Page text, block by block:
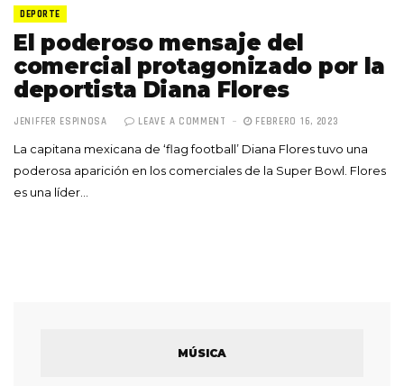
DEPORTE
El poderoso mensaje del
comercial protagonizado por la
deportista Diana Flores
JENIFFER ESPINOSA LEAVE A COMMENT FEBRERO 16, 2023
La capitana mexicana de ‘flag football’ Diana Flores tuvo una
poderosa aparición en los comerciales de la Super Bowl. Flores
es una líder…
MÚSICA